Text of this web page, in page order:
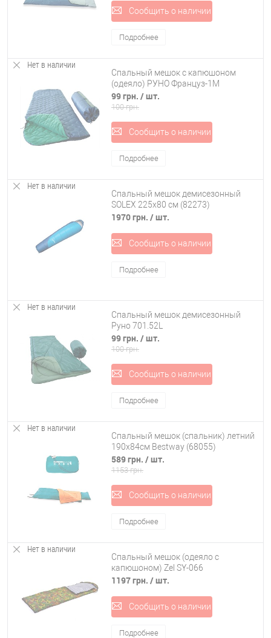
Сообщить о наличии
Подробнее
Нет в наличии
Спальный мешок с капюшоном
(одеяло) РУНО Француз-1М
99 грн. / шт.
100 грн.
Сообщить о наличии
Подробнее
Нет в наличии
Спальный мешок демисезонный
SOLEX 225x80 см (82273)
1970 грн. / шт.
Сообщить о наличии
Подробнее
Нет в наличии
Спальный мешок демисезонный
Руно 701.52L
99 грн. / шт.
100 грн.
Сообщить о наличии
Подробнее
Нет в наличии
Спальный мешок (спальник) летний
190х84см Bestway (68055)
589 грн. / шт.
1153 грн.
Сообщить о наличии
Подробнее
Нет в наличии
Спальный мешок (одеяло с
капюшоном) Zel SY-066
1197 грн. / шт.
Сообщить о наличии
Подробнее